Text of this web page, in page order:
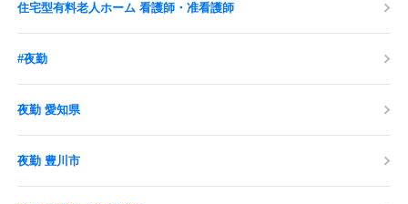
住宅型有料老人ホーム 看護師・准看護師
#夜勤
夜勤 愛知県
夜勤 豊川市